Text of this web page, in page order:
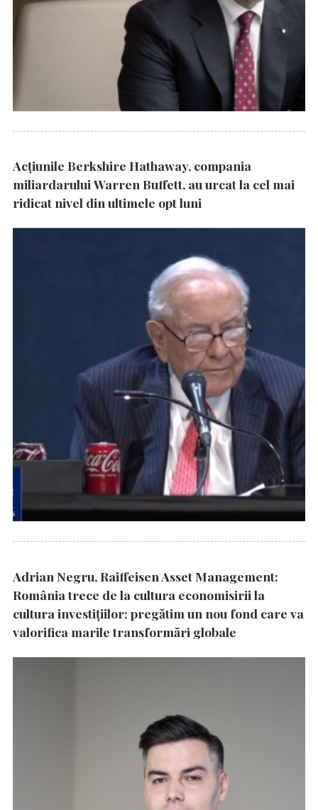
Acțiunile Berkshire Hathaway, compania
miliardarului Warren Buffett, au urcat la cel mai
ridicat nivel din ultimele opt luni
Adrian Negru, Raiffeisen Asset Management:
România trece de la cultura economisirii la
cultura investițiilor; pregătim un nou fond care va
valorifica marile transformări globale